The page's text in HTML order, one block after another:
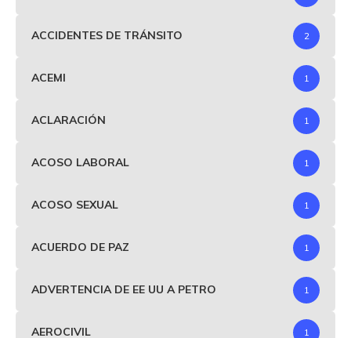
ACCIDENTES DE TRÁNSITO 2
ACEMI 1
ACLARACIÓN 1
ACOSO LABORAL 1
ACOSO SEXUAL 1
ACUERDO DE PAZ 1
ADVERTENCIA DE EE UU A PETRO 1
AEROCIVIL 1